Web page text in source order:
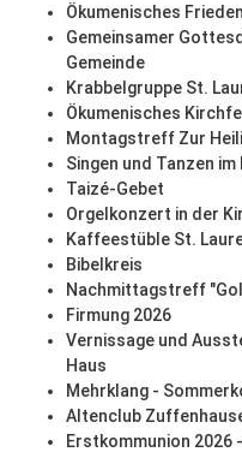
Ökumenisches
Gemeinsamer
Gemeinde
Krabbelgruppe St.
Ökumenisches
Montagstreff Zur
Singen und Tanzen im
Taizé-Gebet
Orgelkonzert in der
Kaffeestüble St.
Bibelkreis
Nachmittagstreff
Firmung 2026
Vernissage und
Haus
Mehrklang -
Altenclub
Erstkommunion 2026